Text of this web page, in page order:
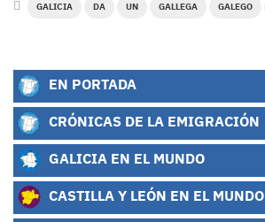
GALICIA DA UN GALLEGA GALEGO
EN PORTADA
CRÓNICAS DE LA EMIGRACIÓN
GALICIA EN EL MUNDO
CASTILLA Y LEÓN EN EL MUNDO